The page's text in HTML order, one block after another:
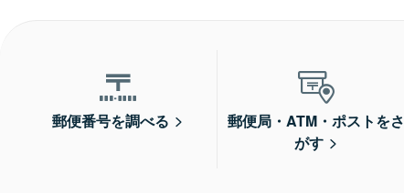
郵便番号を調べる
郵便局・ATM・ポストをさ
がす